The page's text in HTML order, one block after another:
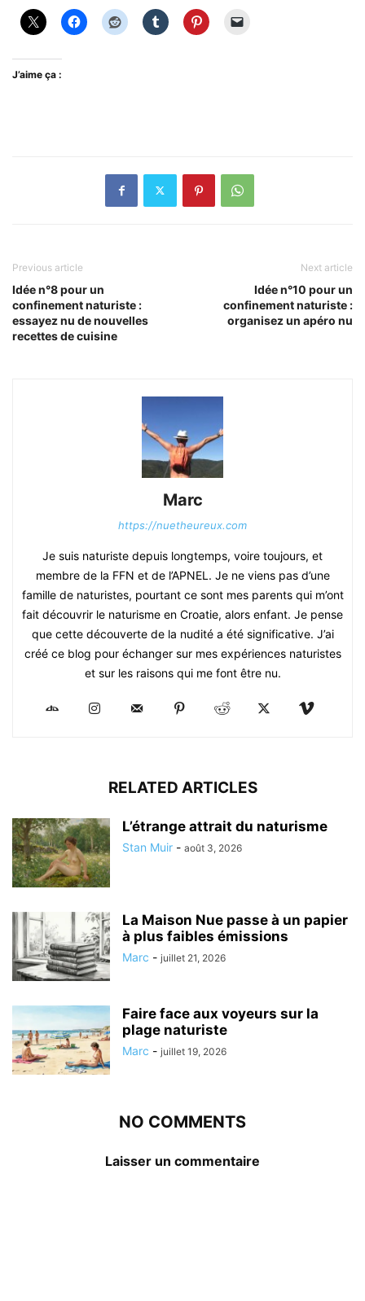
J’aime ça :
Previous article
Idée n°8 pour un
confinement naturiste :
essayez nu de nouvelles
recettes de cuisine
Next article
Idée n°10 pour un
confinement naturiste :
organisez un apéro nu
Marc
https://nuetheureux.com
Je suis naturiste depuis longtemps, voire toujours, et
membre de la FFN et de l’APNEL. Je ne viens pas d’une
famille de naturistes, pourtant ce sont mes parents qui m’ont
fait découvrir le naturisme en Croatie, alors enfant. Je pense
que cette découverte de la nudité a été significative. J’ai
créé ce blog pour échanger sur mes expériences naturistes
et sur les raisons qui me font être nu.
RELATED ARTICLES
L’étrange attrait du naturisme
Stan Muir - août 3, 2026
La Maison Nue passe à un papier
à plus faibles émissions
Marc - juillet 21, 2026
Faire face aux voyeurs sur la
plage naturiste
Marc - juillet 19, 2026
NO COMMENTS
Laisser un commentaire